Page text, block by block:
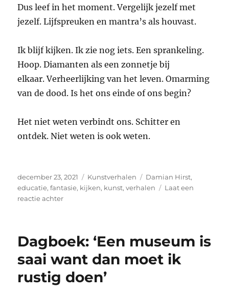
Dus leef in het moment. Vergelijk jezelf met
jezelf. Lijfspreuken en mantra’s als houvast.
Ik blijf kijken. Ik zie nog iets. Een sprankeling.
Hoop. Diamanten als een zonnetje bij
elkaar. Verheerlijking van het leven. Omarming
van de dood. Is het ons einde of ons begin?
Het niet weten verbindt ons. Schitter en
ontdek. Niet weten is ook weten.
Geplaatst
op
december 23, 2021 Categorieën
Kunstverhalen Tags
Damian Hirst,
educatie,fantasie, kijken, kunst,verhalen
Laat een
reactie achterop
weten
ons”
Dagboek: ‘Een museum is
saai want dan moet ik
rustig doen’